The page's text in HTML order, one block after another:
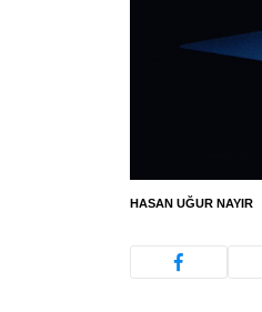
HASAN UĞUR NAYIR